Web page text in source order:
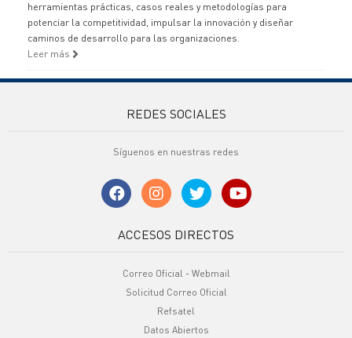
herramientas prácticas, casos reales y metodologías para
potenciar la competitividad, impulsar la innovación y diseñar
caminos de desarrollo para las organizaciones.
Leer más
REDES SOCIALES
Síguenos en nuestras redes
ACCESOS DIRECTOS
Correo Oficial - Webmail
Solicitud Correo Oficial
Refsatel
Datos Abiertos